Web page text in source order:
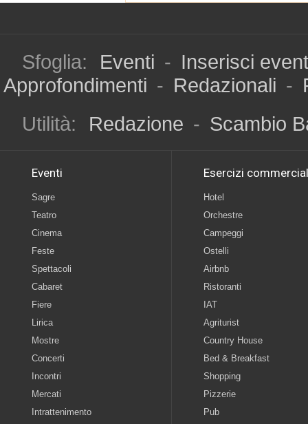
Sfoglia: Eventi - Inserisci
Approfondimenti - Redazionali -
Utilità:
Redazione - Scambio
Eventi
Sagre
Teatro
Cinema
Feste
Spettacoli
Cabaret
Fiere
Lirica
Mostre
Concerti
Incontri
Mercati
Intrattenimento
Esercizi
Hotel
Orchestre
Campeggi
Ostelli
Airbnb
Ristoranti
IAT
Agriturist
Country House
Bed & Breakfast
Shopping
Pizzerie
Pub